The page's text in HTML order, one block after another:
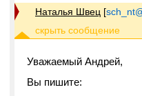
Наталья Швец [
Уважаемый Андрей,
Вы пишите: